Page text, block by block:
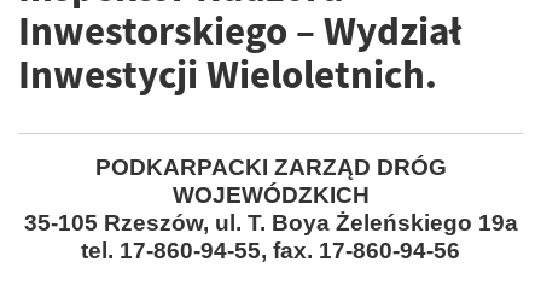
Inwestorskiego – Wydział
Inwestycji Wieloletnich.
PODKARPACKI ZARZĄD DRÓG
WOJEWÓDZKICH
35-105 Rzeszów, ul. T. Boya Żeleńskiego 19a
tel. 17-860-94-55, fax. 17-860-94-56